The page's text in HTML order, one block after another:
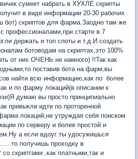
сумеет набрать в ХУХЛЕ:скрипты
в виде информации 20-30 рабочих
бот) скриптов для фарма.Заодно там же
с профессионалами,при старте в 7
держать и топ споты и т.д.И создать
ботоводам на скриптах,это 100%
от них ОЧЕНЬ не намного) !!Так как
поставив бота на фарм,вы
найти всю информацию,как по более
и по фарму локаций(в описании к
думаю вы просто принципиально
привыкли идти по проторенной
локаций,не утруждая себя поиском
по серверу и более простой и
а если вдоуг ты удосужишься
получишь проходку в
скриптами ,как платными,так и